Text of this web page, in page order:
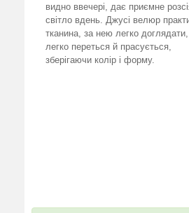
видно ввечері, дає приємне
світло вдень. Джусі велюр
тканина, за нею легко
легко переться й прасується,
зберігаючи колір і форму.